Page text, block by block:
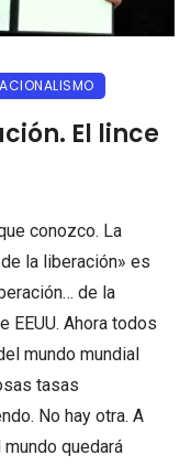
El lince
conozco. La
la liberación» es
de la
EEUU. Ahora todos
mundo mundial
tasas
No hay otra. A
quedará